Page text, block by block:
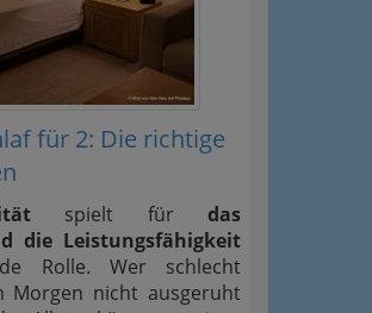
für 2: Die richtige
spielt für das
die Leistungsfähigkeit
Rolle. Wer schlecht
Morgen nicht ausgeruht